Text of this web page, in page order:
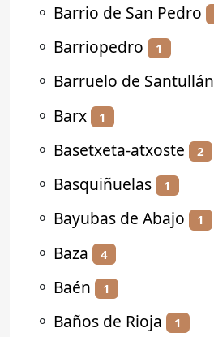
⚬ Barrio de San Pedro
⚬ Barriopedro 1
⚬ Barruelo de Santullán
⚬ Barx 1
⚬ Basetxeta-atxoste 2
⚬ Basquiñuelas 1
⚬ Bayubas de Abajo 1
⚬ Baza 4
⚬ Baén 1
⚬ Baños de Rioja 1